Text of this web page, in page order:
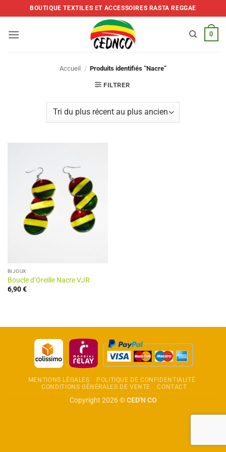
to
BOUTIQUE TEXTILES ET ACCESSOIRES RASTA REGGAE
0
Accueil / Produits identifiés “Nacre”
FILTRER
BIJOUX
Boucle d’Oreille Nacre VJR
6,90€
MENTIONS LÉGALES
POLITIQUE DE CONFIDENTIALITÉ
CONDITIONS GÉNÉRALES DE VENTE
CONTACT
Copyright 2026 ©CED'N CO